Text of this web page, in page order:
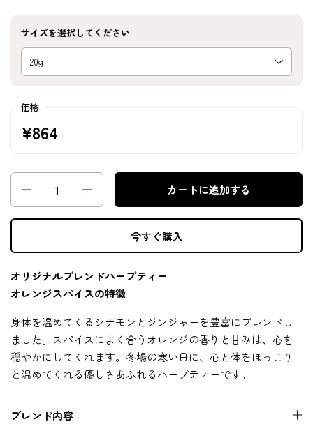
サイズを選択してください
価格
¥864
カートに追加する
今すぐ購入
オリジナルブレンドハーブティー
オレンジスパイスの特徴
身体を温めてくるシナモンとジンジャーを豊富にブレンドし
ました。スパイスによく合うオレンジの香りと甘みは、心を
穏やかにしてくれます。冬場の寒い日に、心と体をほっこり
と温めてくれる優しさあふれるハーブティーです。
ブレンド内容